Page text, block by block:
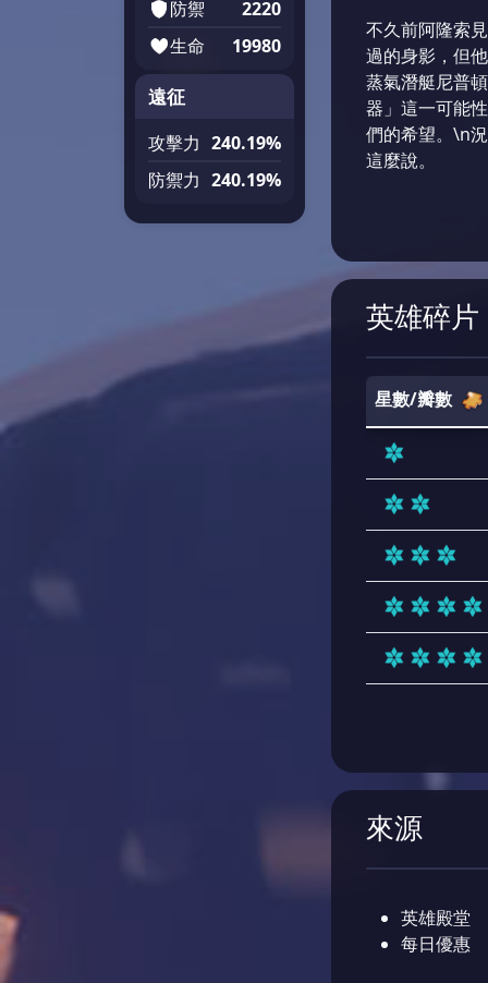
防禦
2220
生命
19980
遠征
攻擊力 240.19%
防禦力 240.19%
不久前阿隆索
過的身影，但
蒸氣潛艇尼普
器」這一可能
們的希望。\n
這麼說。
英雄碎片
星數/瓣數
來源
英雄殿堂
每日優惠